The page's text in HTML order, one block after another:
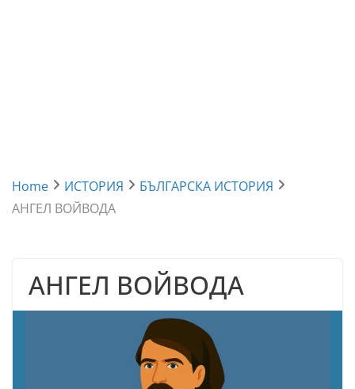
Home ИСТОРИЯ
БЪЛГАРСКА ИСТОРИЯ
АНГЕЛ ВОЙВОДА
АНГЕЛ ВОЙВОДА